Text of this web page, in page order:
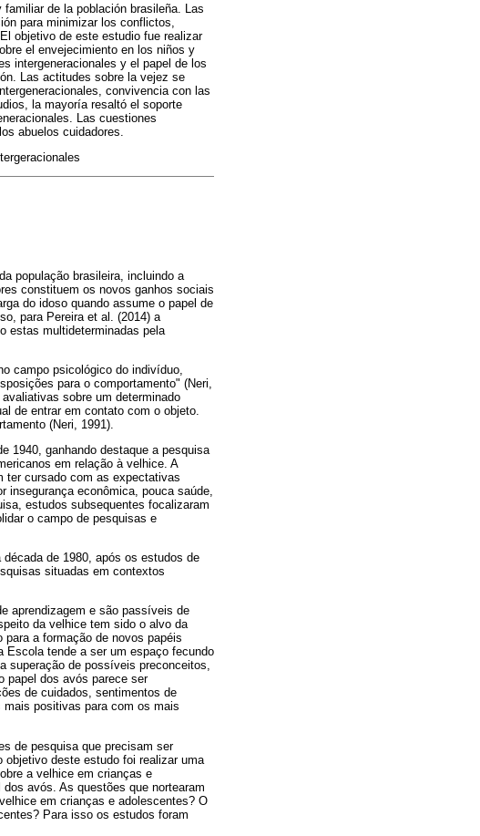
de la población brasileña. Las
para minimizar los conflictos,
objetivo de este estudio fue realizar
el envejecimiento en los niños y
intergeneracionales y el papel de los
Las actitudes sobre la vejez se
convivencia con las
la mayoría resaltó el soporte
Las cuestiones
abuelos cuidadores.
população brasileira, incluindo a
constituem os novos ganhos sociais
do idoso quando assume o papel de
para Pereira et al. (2014) a
estas multideterminadas pela
campo psicológico do indivíduo,
para o comportamento" (Neri,
sobre um determinado
de entrar em contato com o objeto.
(Neri, 1991).
1940, ganhando destaque a pesquisa
em relação à velhice. A
ter cursado com as expectativas
insegurança econômica, pouca saúde,
estudos subsequentes focalizaram
o campo de pesquisas e
de 1980, após os estudos de
situadas em contextos
aprendizagem e são passíveis de
da velhice tem sido o alvo da
a formação de novos papéis
Escola tende a ser um espaço fecundo
superação de possíveis preconceitos,
papel dos avós parece ser
de cuidados, sentimentos de
mais positivas para com os mais
de pesquisa que precisam ser
deste estudo foi realizar uma
a velhice em crianças e
avós. As questões que nortearam
em crianças e adolescentes? O
Para isso os estudos foram